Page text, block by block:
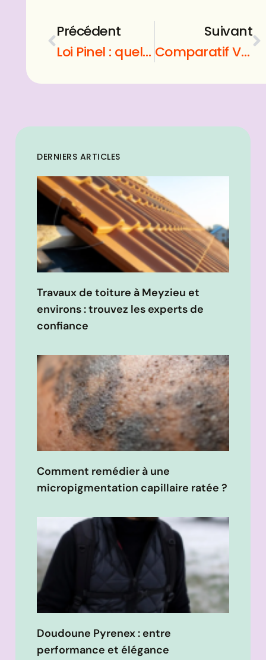
Précédent
Loi Pinel : quelles sont les conditions pour investir au sein de cette loi ?
Suivant
Comparatif VPN : est-il nécessaire de comparer les VPN et de ne pas prendre le premier venu ?
DERNIERS ARTICLES
Travaux de toiture à Meyzieu et
environs : trouvez les experts de
confiance
Comment remédier à une
micropigmentation capillaire ratée ?
Doudoune Pyrenex : entre
performance et élégance